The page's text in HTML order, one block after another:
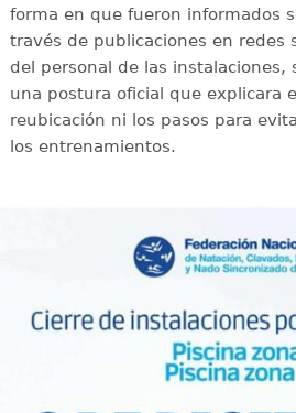
forma en que fueron informados
través de publicaciones en redes
del personal de las instalaciones,
una postura oficial que explicara
reubicación ni los pasos para
los entrenamientos.